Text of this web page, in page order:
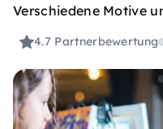
Verschiedene Motive
4.7 Partnerbewertung